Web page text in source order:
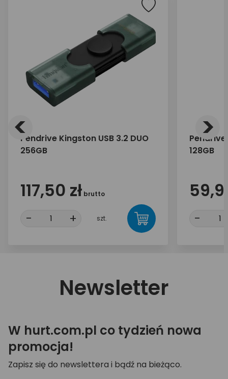
Pendrive Kingston USB 3.2 DUO
256GB
117,50 zł brutto
- + szt.
Pendrive
128GB
-
< >
Newsletter
W hurt.com.pl co tydzień nowa
promocja!
Zapisz się do newslettera i bądź na bieżąco.